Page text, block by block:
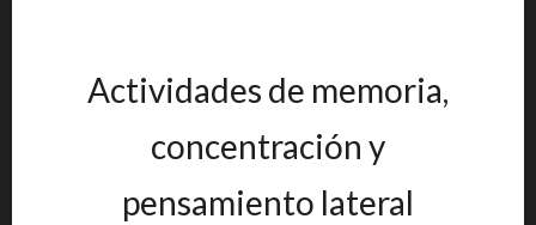
Actividades de memoria,
concentración y
pensamiento lateral